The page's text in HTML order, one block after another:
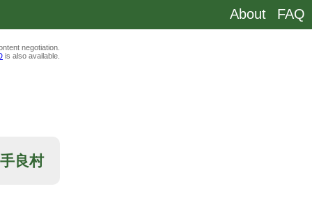
negotiation.
is also available.
良村
About FAQ